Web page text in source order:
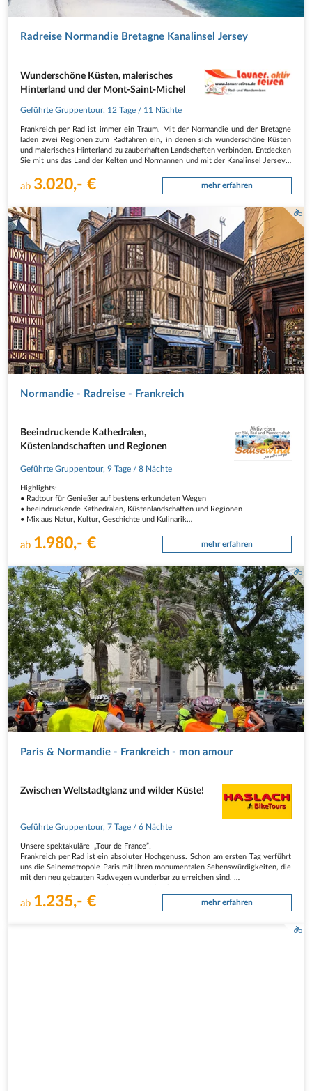
Radreise Normandie Bretagne Kanalinsel Jersey
Wunderschöne Küsten, malerisches
Hinterland und der Mont-Saint-Michel
Geführte Gruppentour, 12 Tage / 11 Nächte
Frankreich per Rad ist immer ein Traum. Mit der Normandie und der Bretagne
laden zwei Regionen zum Radfahren ein, in denen sich wunderschöne Küsten
und malerisches Hinterland zu zauberhaften Landschaften verbinden. Entdecken
Sie mit uns das Land der Kelten und Normannen und mit der Kanalinsel Jersey…
ab 3.020,- € mehr erfahren
(c) edmondlafoto-Pixabay
Normandie - Radreise - Frankreich
Beeindruckende Kathedralen,
Küstenlandschaften und Regionen
Geführte Gruppentour,9 Tage / 8 Nächte
Highlights:
• Radtour für Genießer auf bestens erkundeten Wegen
• beeindruckende Kathedralen, Küstenlandschaften und Regionen
• Mix aus Natur, Kultur, Geschichte und Kulinarik
Auf Sie wartet eine vielseitige Entdeckungsreise mit französischem Flair,
bemerkenswerten Kathedralen, mittelalterlichen…
ab 1.980,- € mehr erfahren
Paris & Normandie - Frankreich - mon amour
Zwischen Weltstadtglanz und wilder Küste!
Geführte Gruppentour,7 Tage/ 6 Nächte
Unsere spektakuläre „Tour de France”!
Frankreich per Rad ist ein absoluter Hochgenuss. Schon am ersten Tag verführt
uns die Seinemetropole Paris mit ihren monumentalen Sehenswürdigkeiten, die
mit den neu gebauten Radwegen wunderbar zu erreichen sind.
ab 1.235,- € mehr erfahren